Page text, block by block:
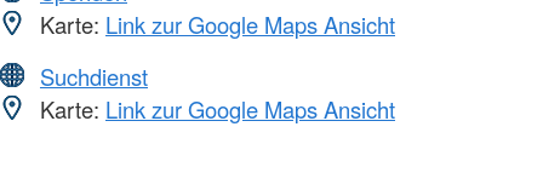
Karte: Link zur Google Maps Ansicht
Suchdienst
Karte: Link zur Google Maps Ansicht